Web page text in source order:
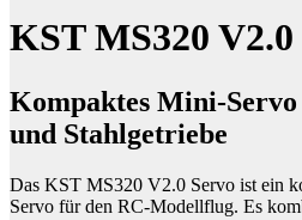
KST MS320 V2.0
Kompaktes Mini-
und Stahlgetriebe
Das KST MS320 V2.0 Servo ist ein
Servo für den RC-Modellflug. Es